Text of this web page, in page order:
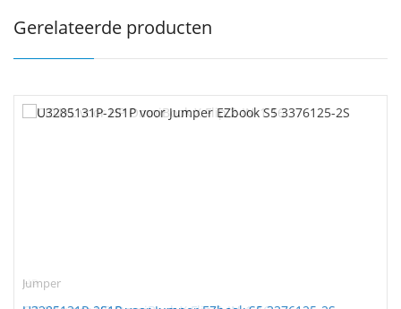
Gerelateerde producten
Jumper